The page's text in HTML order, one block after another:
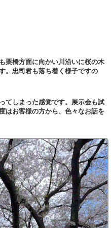
栗橋方面に向かい川沿いに桜の木
。忠司君も落ち着く様子ですの
てしまった感覚です。展示会も試
はお客様の方から、色々なお話を